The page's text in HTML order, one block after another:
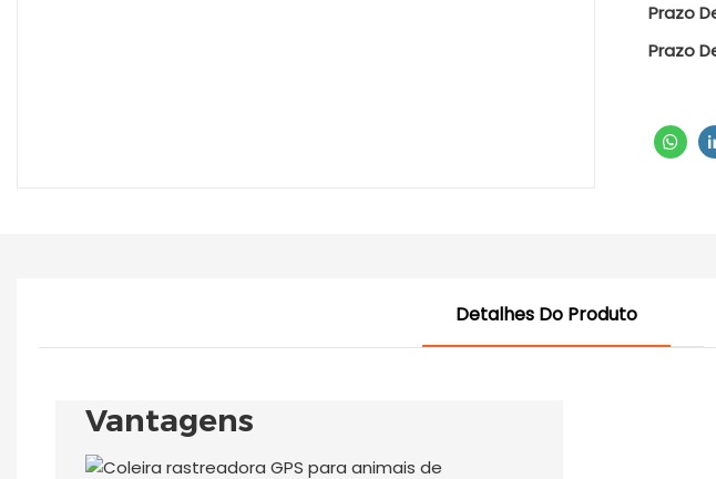
Prazo
Prazo
Detalhes Do Produto
Vantagens